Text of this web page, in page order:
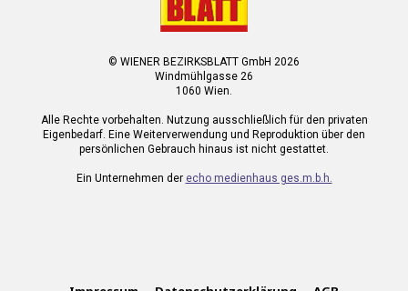
© WIENER BEZIRKSBLATT GmbH 2026
Windmühlgasse 26
1060 Wien.
Alle Rechte vorbehalten. Nutzung ausschließlich für den privaten
Eigenbedarf. Eine Weiterverwendung und Reproduktion über den
persönlichen Gebrauch hinaus ist nicht gestattet.
Ein Unternehmen der echo medienhaus ges.m.b.h.